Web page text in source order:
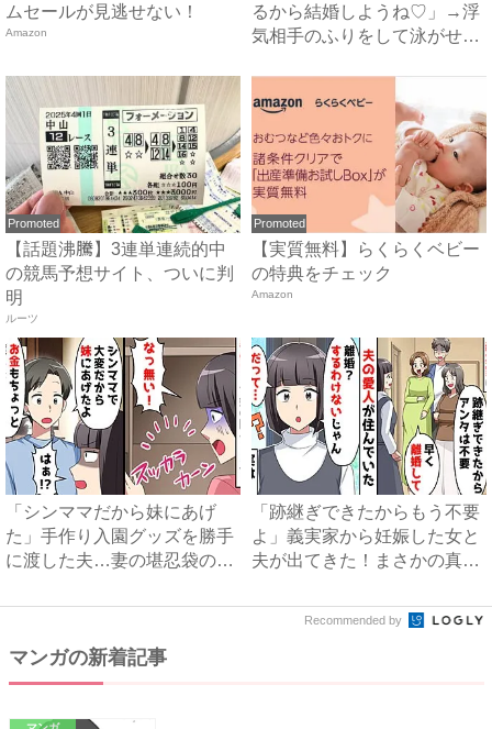
ムセールが見逃せない！
Amazon
るから結婚しようね♡」→浮
気相手のふりをして泳がせて
Promoted
【話題沸騰】3連単連続的中
の競馬予想サイト、ついに判
明
ルーツ
Promoted
【実質無料】らくらくベビー
の特典をチェック
Amazon
「シンママだから妹にあげ
た」手作り入園グッズを勝手
に渡した夫…妻の堪忍袋の緒
「跡継ぎできたからもう不要
よ」義実家から妊娠した女と
夫が出てきた！まさかの真相
Recommended by
マンガの新着記事